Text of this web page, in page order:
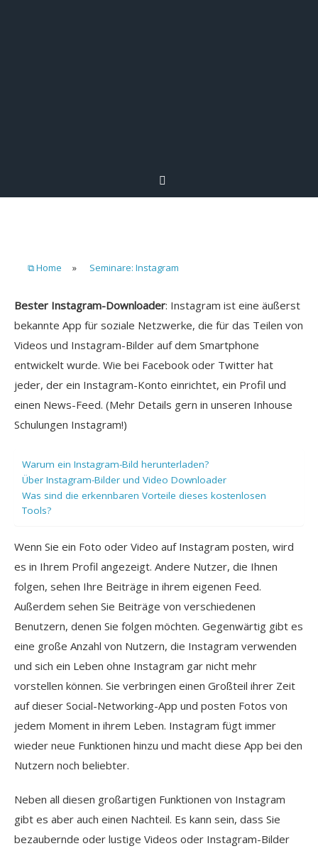
⧉ Home » Seminare: Instagram
Bester Instagram-Downloader: Instagram ist eine äußerst
bekannte App für soziale Netzwerke, die für das Teilen von
Videos und Instagram-Bilder auf dem Smartphone
entwickelt wurde. Wie bei Facebook oder Twitter hat
jeder, der ein Instagram-Konto einrichtet, ein Profil und
einen News-Feed. (Mehr Details gern in unseren Inhouse
Schulungen Instagram!)
Warum ein Instagram-Bild herunterladen?
Über Instagram-Bilder und Video Downloader
Was sind die erkennbaren Vorteile dieses kostenlosen
Tools?
Wenn Sie ein Foto oder Video auf Instagram posten, wird
es in Ihrem Profil angezeigt. Andere Nutzer, die Ihnen
folgen, sehen Ihre Beiträge in ihrem eigenen Feed.
Außerdem sehen Sie Beiträge von verschiedenen
Benutzern, denen Sie folgen möchten. Gegenwärtig gibt es
eine große Anzahl von Nutzern, die Instagram verwenden
und sich ein Leben ohne Instagram gar nicht mehr
vorstellen können. Sie verbringen einen Großteil ihrer Zeit
auf dieser Social-Networking-App und posten Fotos von
jedem Moment in ihrem Leben. Instagram fügt immer
wieder neue Funktionen hinzu und macht diese App bei den
Nutzern noch beliebter.
Neben all diesen großartigen Funktionen von Instagram
gibt es aber auch einen Nachteil. Es kann sein, dass Sie
bezaubernde oder lustige Videos oder Instagram-Bilder